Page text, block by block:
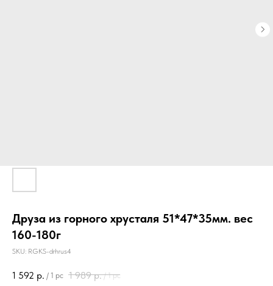
Друза из горного хрусталя 51*47*35мм. вес
160-180г
SKU: RGKS-drhrus4
1 592 р. / 1 pc 1 989 р. / 1 pc